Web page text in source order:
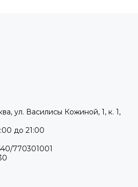
ул. Василисы Кожиной, 1, к. 1,
до 21:00
770301001